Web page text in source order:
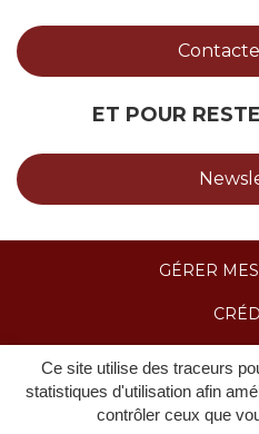
Ce site utilise des traceurs
statistiques d'utilisation afin
contrôler ceux que
ET POUR
GÉRER
MENTIONS